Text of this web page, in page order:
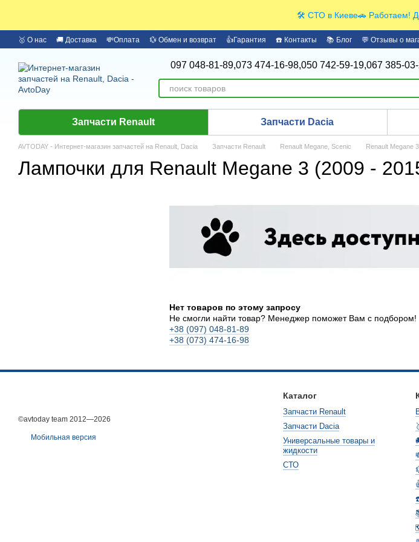
🛠️ СТО в Киеве🚗 Работаем!
🥇 О нас 🚚 Доставка 💸Оплата 💱 Обмен и возврат 👍Гарантия ☎️ Контакты 📚 Блог 💬 Отзывы о
097 048-81-89,073 474-16-98,050 742-59-19,067 385-
Запчасти Renault Запчасти Dacia
AVTODAY - Интернет-магазин запчастей на Renault, Dacia Запчасти Renault Renault Megane, Scenic Renault Megane
Лампочки для Renault Megane 3 (2009 -
Нет товаров по этому запросу
Не смогли найти товар? Менеджер поможет Вам с подбором!
+38 (097) 048-81-89
+38 (073) 474-16-98
©avtoday team 2012—2026
Мобильная версия
Каталог
Запчасти Renault
Запчасти Dacia
Универсальные товары и
жидкости
СТО